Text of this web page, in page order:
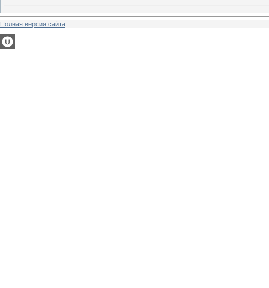
Полная версия сайта